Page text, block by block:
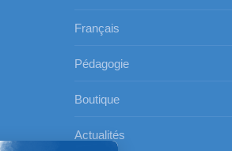
Français
Pédagogie
Boutique
Actualités